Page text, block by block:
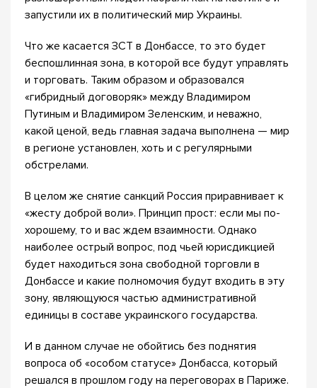
запустили их в политический мир Украины.
Что же касается ЗСТ в Донбассе, то это будет
беспошлинная зона, в которой все будут управлять
и торговать. Таким образом и образовался
«гибридный договоряк» между Владимиром
Путиным и Владимиром Зеленским, и неважно,
какой ценой, ведь главная задача выполнена — мир
в регионе установлен, хоть и с регулярными
обстрелами.
В целом же снятие санкций Россия приравнивает к
«жесту доброй воли». Принцип прост: если мы по-
хорошему, то и вас ждем взаимности. Однако
наиболее острый вопрос, под чьей юрисдикцией
будет находиться зона свободной торговли в
Донбассе и какие полномочия будут входить в эту
зону, являющуюся частью административной
единицы в составе украинского государства.
И в данном случае не обойтись без поднятия
вопроса об «особом статусе» Донбасса, который
решался в прошлом году на переговорах в Париже.